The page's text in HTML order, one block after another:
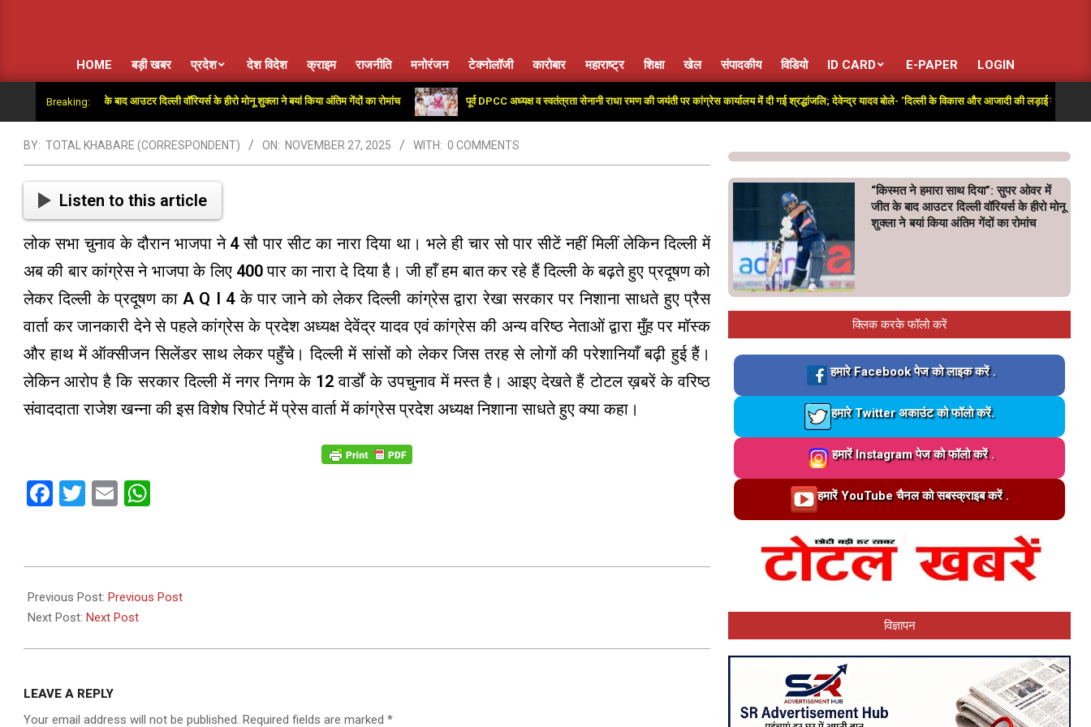
Primary
Navigation
HOME बड़ी खबर प्रदेश देश विदेश क्राइम राजनीति मनोरंजन टेक्नोलॉजी कारोबार महाराष्ट्र शिक्षा खेल संपादकीय विडियो ID CARD E-PAPER LOGIN
Breaking:
सुपर ओवर में जीत के बाद आउटर दिल्ली वॉरियर्स के हीरो मोनू शुक्ला ने बयां किया अंतिम गेंदों का रोमांच पूर्व DPCC अध्यक्ष व स्वतंत्रता सेनानी राधा रमण की जयंती पर कांग्रेस कार्यालय में दी गई श्रद्धांजलि; देवेन्द्र यादव बोले- ‘दिल्ली के विकास और आजादी की लड़ाई में अतुलनीय
BY: TOTAL KHABARE (CORRESPONDENT) ON: NOVEMBER 27, 2025 WITH: 0 COMMENTS
Listen to this article
लोक सभा चुनाव के दौरान भाजपा ने 4 सौ पार सीट का नारा दिया था। भले ही चार सो पार सीटें नहीं मिलीं लेकिन दिल्ली में
अब की बार कांग्रेस ने भाजपा के लिए 400 पार का नारा दे दिया है। जी हाँ हम बात कर रहे हैं दिल्ली के बढ़ते हुए प्रदूषण को
लेकर दिल्ली के प्रदूषण का A Q I 4 के पार जाने को लेकर दिल्ली कांग्रेस द्वारा रेखा सरकार पर निशाना साधते हुए प्रैस
वार्ता कर जानकारी देने से पहले कांग्रेस के प्रदेश अध्यक्ष देवेंद्र यादव एवं कांग्रेस की अन्य वरिष्ठ नेताओं द्वारा मुँह पर मॉस्क
और हाथ में ऑक्सीजन सिलेंडर साथ लेकर पहुँचे। दिल्ली में सांसों को लेकर जिस तरह से लोगों की परेशानियाँ बढ़ी हुई हैं।
लेकिन आरोप है कि सरकार दिल्ली में नगर निगम के 12 वार्डों के उपचुनाव में मस्त है। आइए देखते हैं टोटल ख़बरें के वरिष्ठ
संवाददाता राजेश खन्ना की इस विशेष रिपोर्ट में प्रेस वार्ता में कांग्रेस प्रदेश अध्यक्ष निशाना साधते हुए क्या कहा।
Facebook
Twitter
Email
11-
27
Previous Post: Previous Post
Next Post: Next Post
LEAVE A REPLY
Your email address will not be published. Required fields are marked *
“किस्मत ने हमारा साथ दिया”: सुपर ओवर में
जीत के बाद आउटर दिल्ली वॉरियर्स के हीरो मोनू
शुक्ला ने बयां किया अंतिम गेंदों का रोमांच
क्लिक करके फॉलो करें
Loading…
हमारे Facebook पेज को लाइक करें .
Loading…
हमारे Twitter अकाउंट को फॉलो करें.
Loading…
हमारें Instagram पेज को फॉलो करें .
Loading…हमारें YouTube चैनल को सबस्क्राइब करें .
विज्ञापन